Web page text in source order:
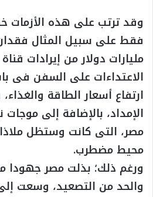
وقد ترتب على هذه الأزمات
فقط على سبيل المثال
مليارات دولار من إيرادات
الاعتداءات على السفن فى
ارتفاع أسعار الطاقة
الإمداد، بالإضافة إلى موجات
مصر، التى كانت وستظل
محيط مضطرب.
ورغم ذلك؛ بذلت مصر جهودا
والحد من التصعيد، وسعت